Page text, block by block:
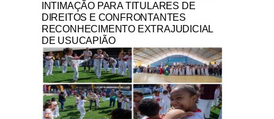
INTIMAÇÃO PARA TITULARES DE
DIREITOS E CONFRONTANTES
RECONHECIMENTO EXTRAJUDICIAL
DE USUCAPIÃO